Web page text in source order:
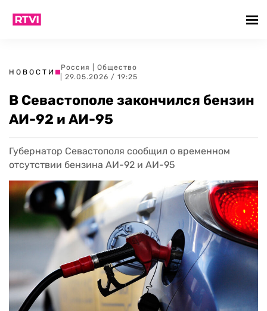
НОВОСТИ
Россия
Общество
| 29.05.2026 / 19:25
В Севастополе закончился бензин
АИ-92 и АИ-95
Губернатор Севастополя сообщил о временном
отсутствии бензина АИ-92 и АИ-95